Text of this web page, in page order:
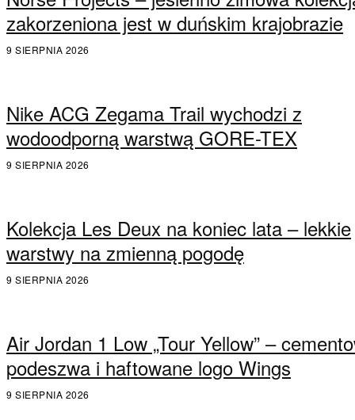
zakorzeniona jest w duńskim krajobrazie
9 SIERPNIA 2026
Nike ACG Zegama Trail wychodzi z
wodoodporną warstwą GORE-TEX
9 SIERPNIA 2026
Kolekcja Les Deux na koniec lata – lekkie
warstwy na zmienną pogodę
9 SIERPNIA 2026
Air Jordan 1 Low „Tour Yellow” –
podeszwa i haftowane logo Wings
9 SIERPNIA 2026